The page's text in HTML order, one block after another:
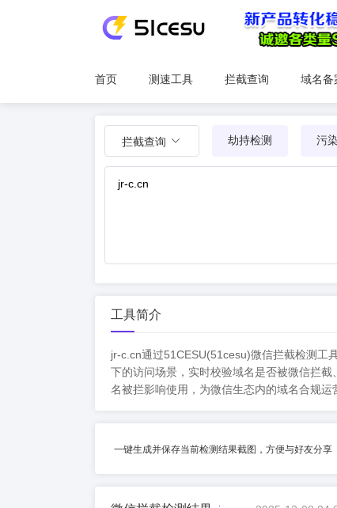
首页 测速工具 拦截查询 域名备
拦截查询 劫持检测 污
工具简介
jr-c.cn通过51CESU(51cesu)微信拦截检测工
下的访问场景，实时校验域名是否被微信拦
名被拦影响使用，为微信生态内的域名合规运
一键生成并保存当前检测结果截图，方便与好友分享